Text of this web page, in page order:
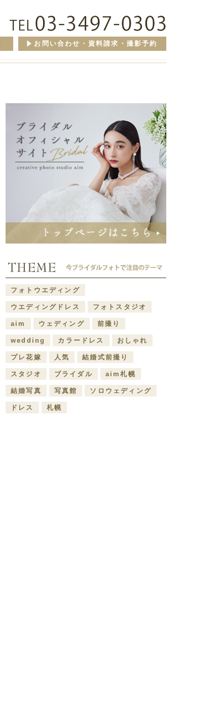
お問い合わせ・資料請求・撮影予約
フォトウエディング
ウエディングドレス フォトスタジオ
aim ウェディング 前撮り
wedding カラードレス おしゃれ
プレ花嫁 人気 結婚式前撮り
スタジオ ブライダル aim札幌
結婚写真 写真館 ソロウェディング
ドレス 札幌